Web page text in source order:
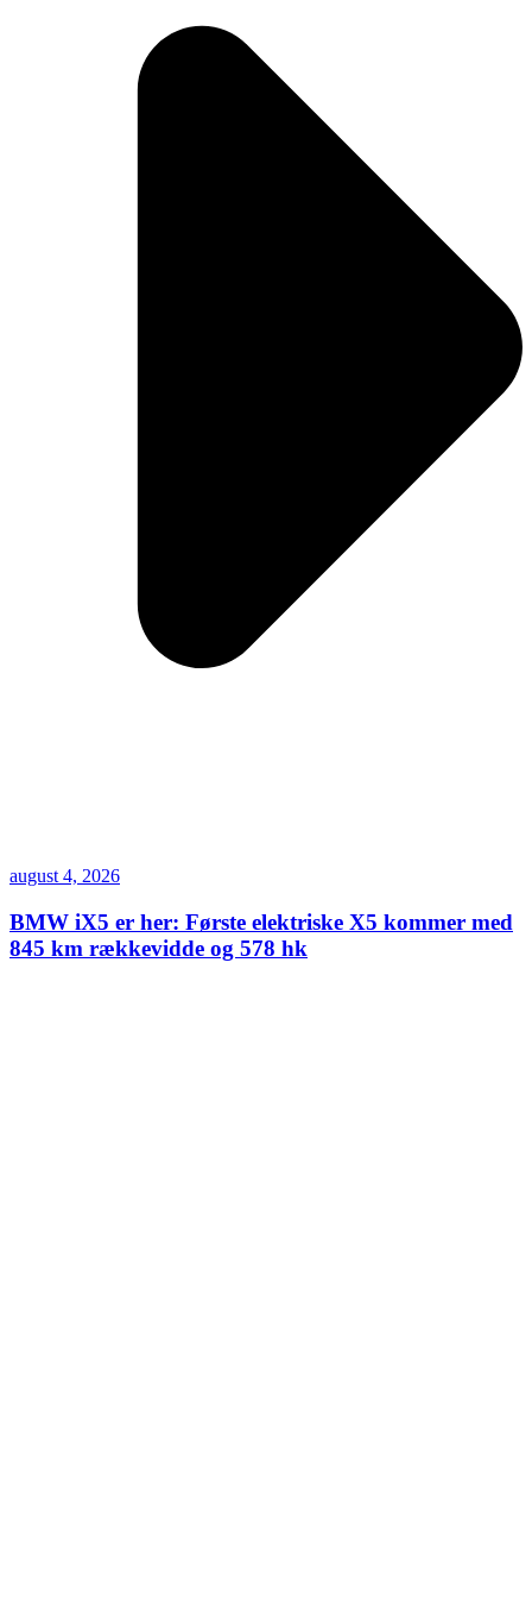
august 4, 2026
BMW iX5 er her: Første elektriske X5 kommer med
845 km rækkevidde og 578 hk